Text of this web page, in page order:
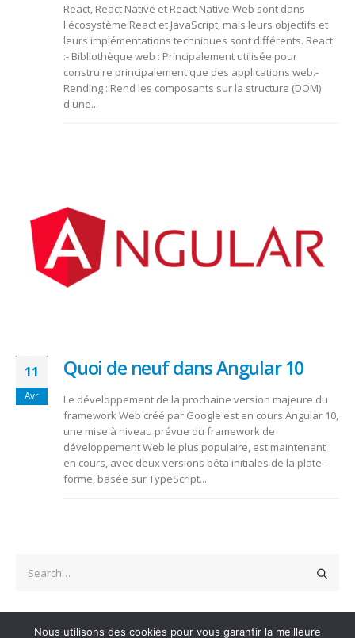
React, React Native et React Native Web sont dans
l'écosystème React et JavaScript, mais leurs objectifs et
leurs implémentations techniques sont différents. React
:- Bibliothèque web : Principalement utilisée pour
construire principalement que des applications web.-
Rending : Rend les composants sur la structure (DOM)
d'une...
11
Avr
Quoi de neuf dans Angular 10
Le développement de la prochaine version majeure du
framework Web créé par Google est en cours.Angular 10,
une mise à niveau prévue du framework de
développement Web le plus populaire, est maintenant
en cours, avec deux versions bêta initiales de la plate-
forme, basée sur TypeScript...
Nous utilisons des cookies pour vous garantir la meilleure